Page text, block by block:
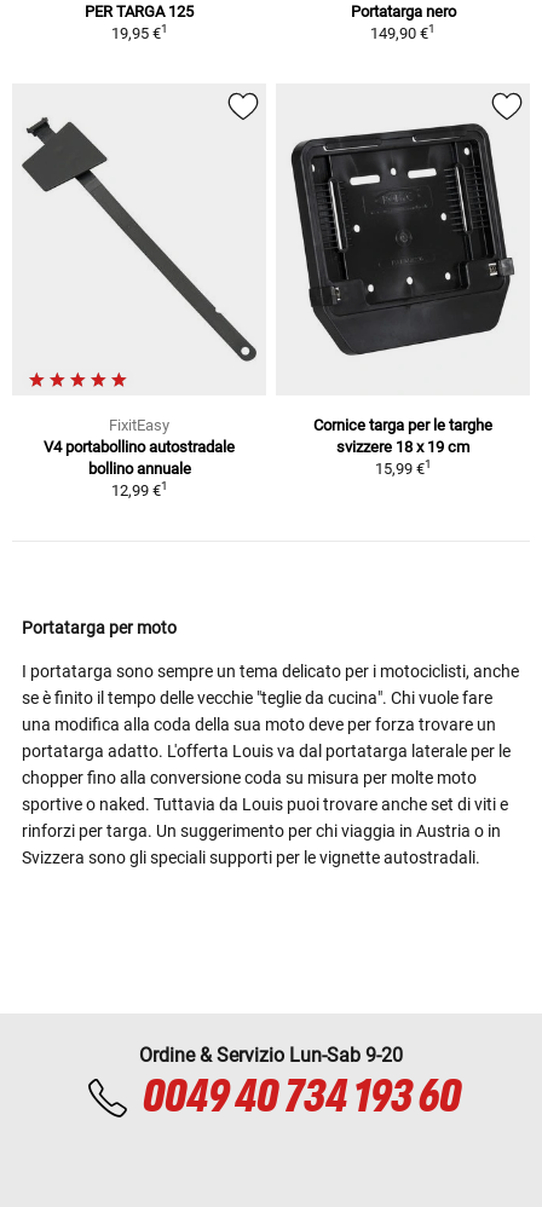
PER TARGA 125
19,95 €1
Portatarga nero
149,90 €1
FixitEasy
V4 portabollino autostradale
bollino annuale
12,99 €1
Cornice targa per le targhe
svizzere 18 x 19 cm
15,99 €1
Portatarga per moto
I portatarga sono sempre un tema delicato per i motociclisti, anche
se è finito il tempo delle vecchie "teglie da cucina". Chi vuole fare
una modifica alla coda della sua moto deve per forza trovare un
portatarga adatto. L'offerta Louis va dal portatarga laterale per le
chopper fino alla conversione coda su misura per molte moto
sportive o naked. Tuttavia da Louis puoi trovare anche set di viti e
rinforzi per targa. Un suggerimento per chi viaggia in Austria o in
Svizzera sono gli speciali supporti per le vignette autostradali.
Ordine & Servizio Lun-Sab 9-20
0049 40 734 193 60